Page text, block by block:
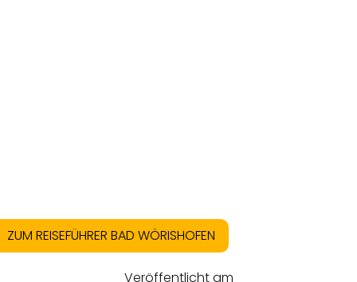
ZUM REISEFÜHRER BAD WÖRISHOFEN
Veröffentlicht am